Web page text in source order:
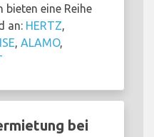
bieten eine Reihe
an: HERTZ
ALAMO,
bei